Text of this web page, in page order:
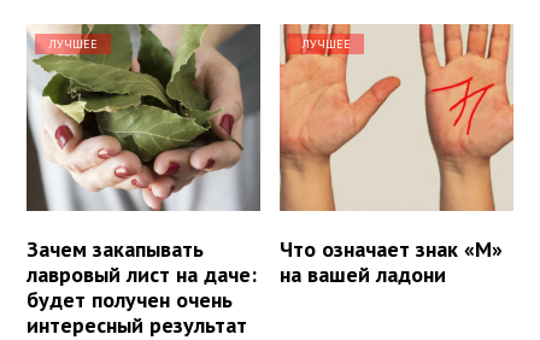
ЛУЧШЕЕ
Зачем закапывать
лавровый лист на даче:
будет получен очень
интересный результат
ЛУЧШЕЕ
Что означает знак «М»
на вашей ладони